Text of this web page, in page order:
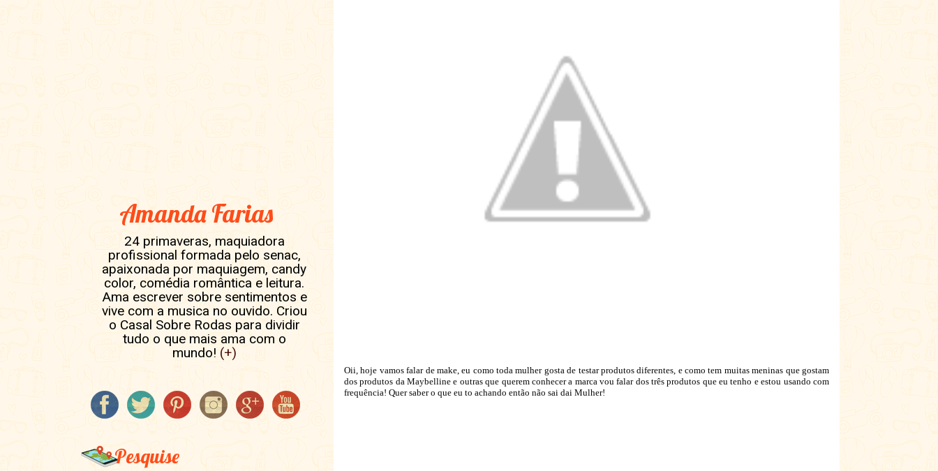
Oii, hoje vamos falar de make, eu como toda mulher gosta de testar produtos diferentes, e como tem muitas meninas que gostam
dos produtos da Maybelline e outras que querem conhecer a marca vou falar dos três produtos que eu tenho e estou usando com
frequência! Quer saber o que eu to achando então não sai dai Mulher!
Amanda Farias
24 primaveras, maquiadora
profissional formada pelo senac,
apaixonada por maquiagem, candy
color, comédia romântica e leitura.
Ama escrever sobre sentimentos e
vive com a musica no ouvido. Criou
o Casal Sobre Rodas para dividir
tudo o que mais ama com o
mundo! (+)
Pesquise